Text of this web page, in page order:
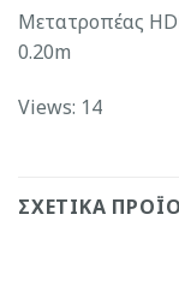
Μετατροπέας
0.20m
Views: 14
ΣΧΕΤΙΚΆ